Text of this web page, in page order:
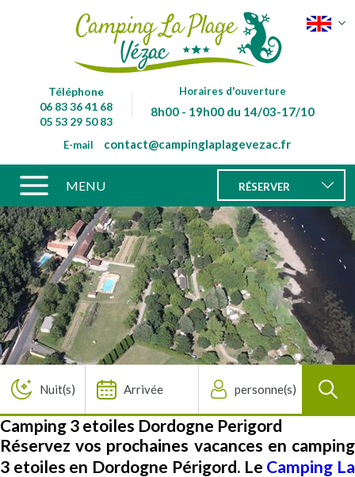
Téléphone
06 83 36 41 68
05 53 29 50 83
Horaires d'ouverture
8h00 - 19h00 du 14/03-17/10
E-mail contact@campinglaplagevezac.fr
RÉSERVER
MENU
Camping 3 etoiles Dordogne Perigord
Réservez vos prochaines vacances en camping
3 etoiles en Dordogne Périgord. Le Camping La